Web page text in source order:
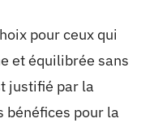
pour ceux qui
et équilibrée sans
justifié par la
bénéfices pour la